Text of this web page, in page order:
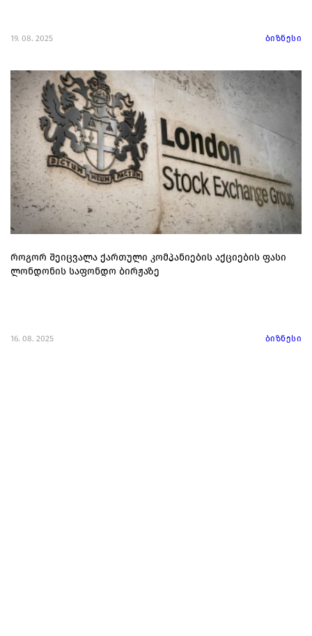
19. 08. 2025 ბიზნესი
როგორ შეიცვალა ქართული კომპანიების აქციების ფასი
ლონდონის საფონდო ბირჟაზე
16. 08. 2025 ბიზნესი